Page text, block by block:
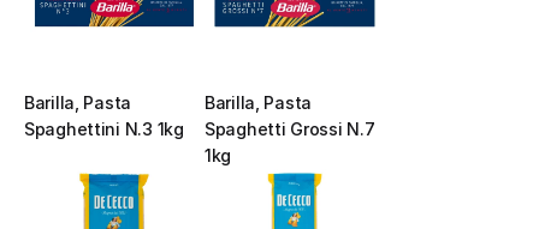
Barilla, Pasta
Spaghettini N.3 1kg
Barilla, Pasta
Spaghetti Grossi N.7
1kg